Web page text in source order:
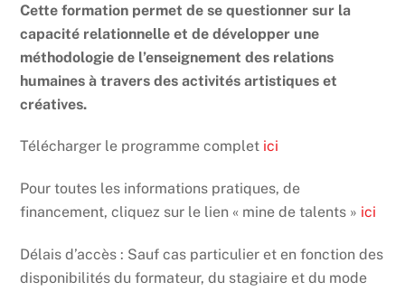
Cette formation permet de se questionner sur la
capacité relationnelle et de développer une
méthodologie de l’enseignement des relations
humaines à travers des activités artistiques et
créatives.
Télécharger le programme complet ici
Pour toutes les informations pratiques, de
financement, cliquez sur le lien « mine de talents » ici
Délais d’accès : Sauf cas particulier et en fonction des
disponibilités du formateur, du stagiaire et du mode